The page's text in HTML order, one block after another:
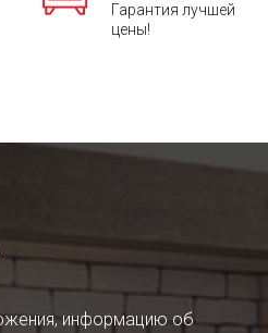
Гарантия лучшей
цены!
информацию об